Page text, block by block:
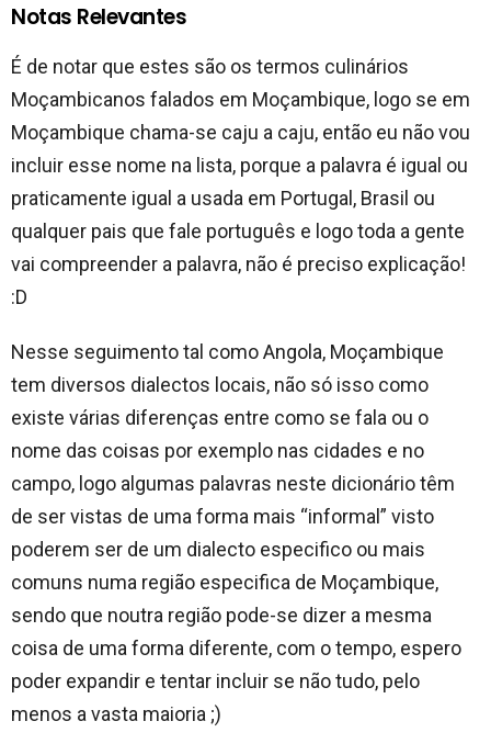
Notas Relevantes
É de notar que estes são os termos culinários
Moçambicanos falados em Moçambique, logo se em
Moçambique chama-se caju a caju, então eu não vou
incluir esse nome na lista, porque a palavra é igual ou
praticamente igual a usada em Portugal, Brasil ou
qualquer pais que fale português e logo toda a gente
vai compreender a palavra, não é preciso explicação!
:D
Nesse seguimento tal como Angola, Moçambique
tem diversos dialectos locais, não só isso como
existe várias diferenças entre como se fala ou o
nome das coisas por exemplo nas cidades e no
campo, logo algumas palavras neste dicionário têm
de ser vistas de uma forma mais “informal” visto
poderem ser de um dialecto especifico ou mais
comuns numa região especifica de Moçambique,
sendo que noutra região pode-se dizer a mesma
coisa de uma forma diferente, com o tempo, espero
poder expandir e tentar incluir se não tudo, pelo
menos a vasta maioria ;)